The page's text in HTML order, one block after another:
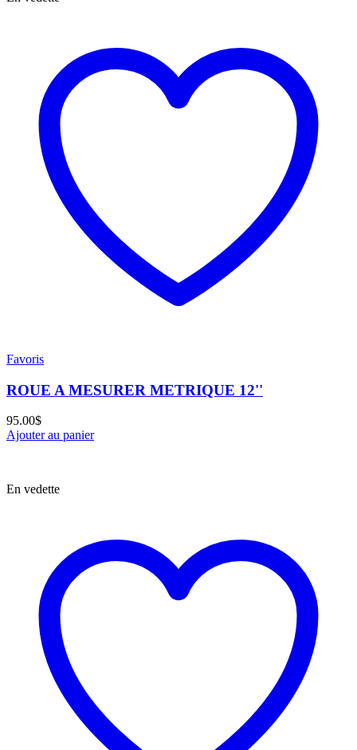
Favoris
ROUE A MESURER METRIQUE 12''
95.00$
Ajouter au panier
En vedette